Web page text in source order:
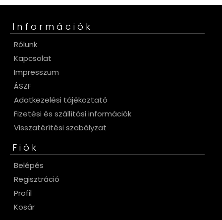
Információk
Rólunk
Kapcsolat
Impresszum
ÁSZF
Adatkezelési tájékoztató
Fizetési és szállítási információk
Visszatérítési szabályzat
Fiók
Belépés
Regisztráció
Profil
Kosár